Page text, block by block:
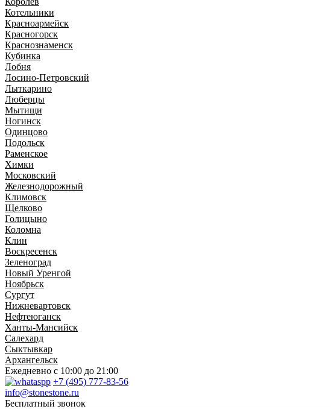
Котельники
Красноармейск
Красногорск
Краснознаменск
Кубинка
Лобня
Лосино-Петровский
Лыткарино
Люберцы
Мытищи
Ногинск
Одинцово
Подольск
Раменское
Химки
Московский
Железнодорожный
Климовск
Щелково
Голицыно
Коломна
Клин
Воскресенск
Зеленоград
Новый Уренгой
Ноябрьск
Сургут
Нижневартовск
Нефтеюганск
Ханты-Мансийск
Салехард
Сыктывкар
Архангельск
Ежедневно с 10:00 до 21:00
+7 (495) 777-83-56
info@stonestone.ru
Бесплатный звонок